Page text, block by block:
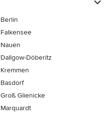
Berlin
Falkensee
Nauen
Dallgow-Döberitz
Kremmen
Basdorf
Groß Glienicke
Marquardt